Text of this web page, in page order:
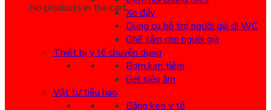
No products in the cart.Xe đẩy
Dụng cụ hỗ trợ người già đi WC
Ghế tắm cho người già
Thiết bị y tế chuyên dụng
Bơm kim tiêm
Gel siêu âm
Vật tư tiêu hao
Băng keo y tế